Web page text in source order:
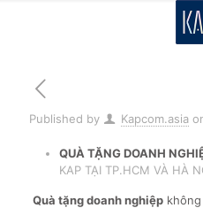
Published by Kapcom.asia
QUÀ TẶNG DOANH
KAP TẠI TP.HCM VÀ HÀ
Quà tặng doanh nghiệpkhông